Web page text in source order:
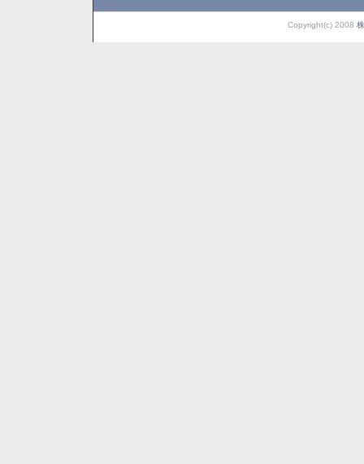
Copyright(c) 2008